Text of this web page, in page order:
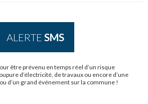
ALERTESMS
être prévenu en temps réel d’un risque
d’électricité, de travaux ou encore d’une
d’un grand événement sur la commune !